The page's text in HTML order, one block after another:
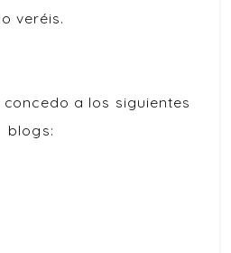
lo veréis.
a los siguientes
blogs: